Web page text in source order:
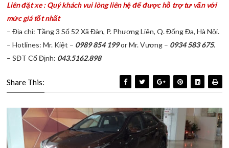
Liên đặt xe : Quý khách vui lòng liên hệ để được hỗ trợ tư vấn với
mức giá tốt nhất
– Địa chỉ: Tầng 3 Số 52 Xã Đàn, P. Phương Liên, Q. Đống Đa, Hà Nội.
– Hotlines: Mr. Kiệt – 0989 854 199or Mr. Vương – 0934 583 675.
– SĐT Cố Định: 043.5162.898
Share This: